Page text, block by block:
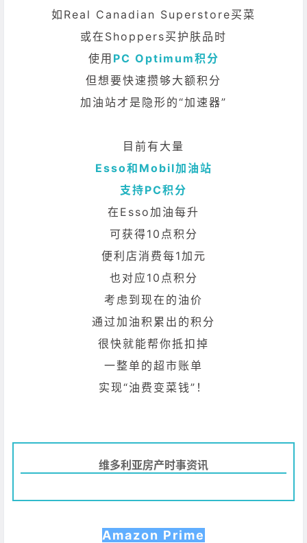
如Real Canadian Superstore买菜
或在Shoppers买护肤品时
使用 PC Optimum积分
但想要快速攒够大额积分
加油站才是隐形的“加速器”
目前有大量
Esso和Mobil加油站
支持PC积分
在Esso加油每升
可获得10点积分
便利店消费每1加元
也对应10点积分
考虑到现在的油价
通过加油积累出的积分
很快就能帮你抵扣掉
一整单的超市账单
实现“油费变菜钱”！
维多利亚房产时事资讯
Amazon Prime